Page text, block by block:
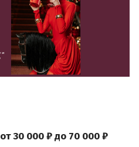
30 000 ₽ до 70 000 ₽